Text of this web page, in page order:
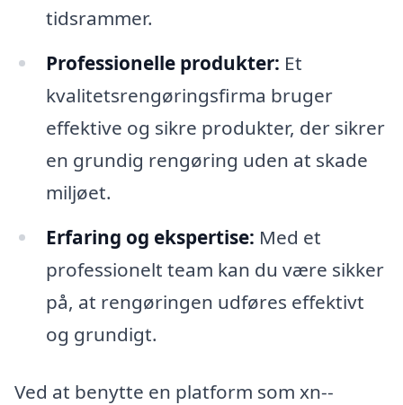
tidsrammer.
Professionelle produkter: Et
kvalitetsrengøringsfirma bruger
effektive og sikre produkter, der sikrer
en grundig rengøring uden at skade
miljøet.
Erfaring og ekspertise: Med et
professionelt team kan du være sikker
på, at rengøringen udføres effektivt
og grundigt.
Ved at benytte en platform som xn--